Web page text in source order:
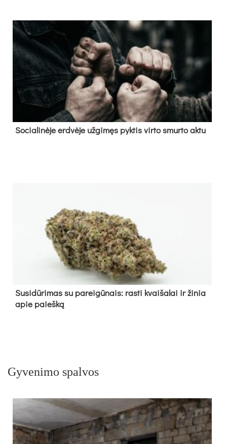
So­cia­li­nė­je erd­vė­je už­gi­męs pyk­tis vir­to smur­to ak­tu
Su­si­dū­ri­mas su pa­rei­gū­nais: ras­ti kvai­ša­lai ir ži­nia
apie paieš­ką
Gyvenimo spalvos